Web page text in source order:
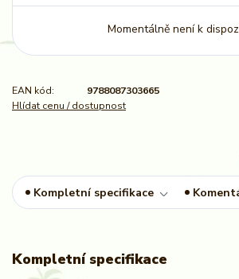
Momentálně není k
EAN kód:
9788087303665
Hlídat cenu / dostupnost
Kompletní specifikace
Kompletní specifikace